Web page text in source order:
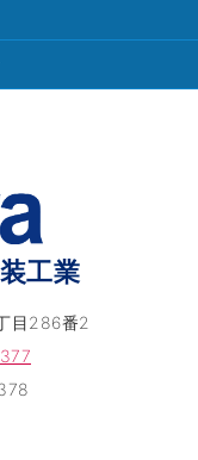
工業
目286番2